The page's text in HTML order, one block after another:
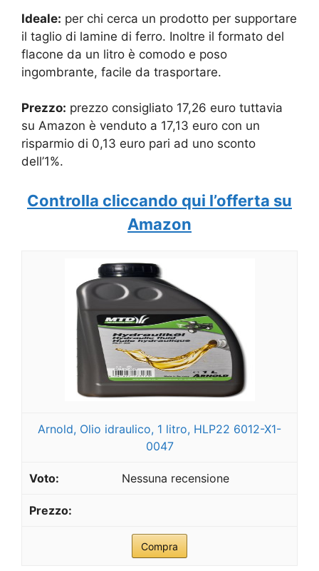
Ideale: per chi cerca un prodotto per supportare
il taglio di lamine di ferro. Inoltre il formato del
flacone da un litro è comodo e poso
ingombrante, facile da trasportare.
Prezzo: prezzo consigliato 17,26 euro tuttavia
su Amazon è venduto a 17,13 euro con un
risparmio di 0,13 euro pari ad uno sconto
dell’1%.
Controlla cliccando qui l’offerta su
Amazon
Arnold, Olio idraulico, 1 litro, HLP22 6012-X1-
0047
Nessuna recensione
Compra